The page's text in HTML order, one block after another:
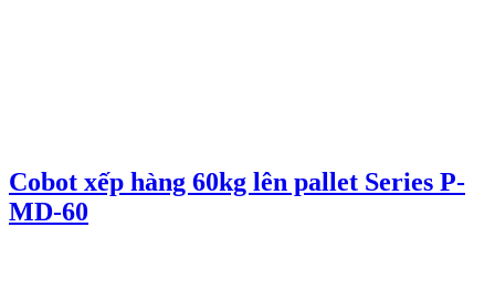
Cobot xếp hàng 60kg lên pallet Series P-
MD-60